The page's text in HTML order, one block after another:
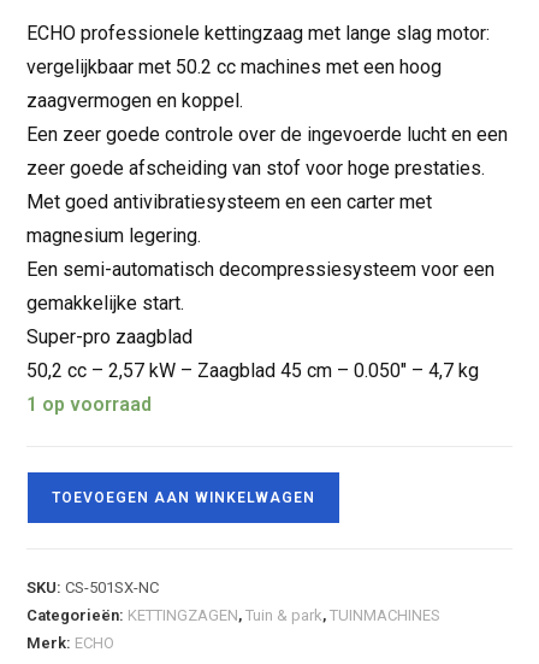
ECHO professionele kettingzaag met lange slag motor:
vergelijkbaar met 50.2 cc machines met een hoog
zaagvermogen en koppel.
Een zeer goede controle over de ingevoerde lucht en een
zeer goede afscheiding van stof voor hoge prestaties.
Met goed antivibratiesysteem en een carter met
magnesium legering.
Een semi-automatisch decompressiesysteem voor een
gemakkelijke start.
Super-pro zaagblad
50,2 cc – 2,57 kW – Zaagblad 45 cm – 0.050″ – 4,7 kg
1 op voorraad
TOEVOEGEN AAN WINKELWAGEN
SKU:CS-501SX-NC
Categorieën: KETTINGZAGEN,Tuin & park,TUINMACHINES
Merk: ECHO